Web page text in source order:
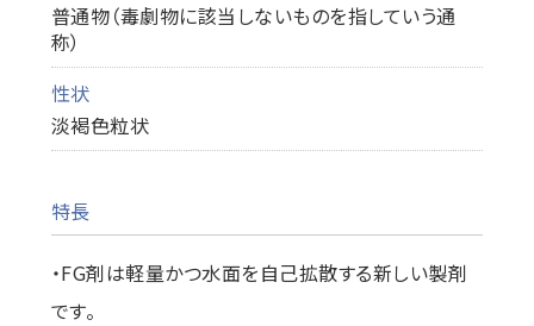
普通物（毒劇物に該当しないものを指していう通
称）
性状
淡褐色粒状
特長
・FG剤は軽量かつ水面を自己拡散する新しい製剤
です。